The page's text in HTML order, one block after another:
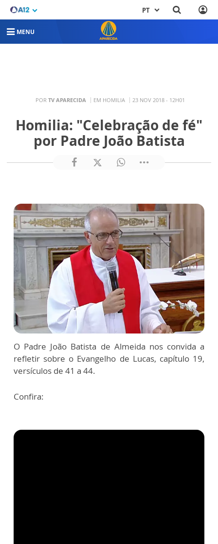
PT
MENU
POR TV APARECIDA EM HOMILIA 23 NOV 2018 - 12H01
Homilia: "Celebração de fé"
por Padre João Batista
O Padre João Batista de Almeida nos convida a
refletir sobre o Evangelho de Lucas, capítulo 19,
versículos de 41 a 44.
Confira: